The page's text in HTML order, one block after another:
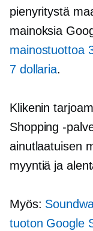
pienyritystä
mainoksia
mainostuottoa
7 dollaria.
Klikenin
Shopping -
ainutlaatuisen
myyntiä ja
Myös:
tuoton Google